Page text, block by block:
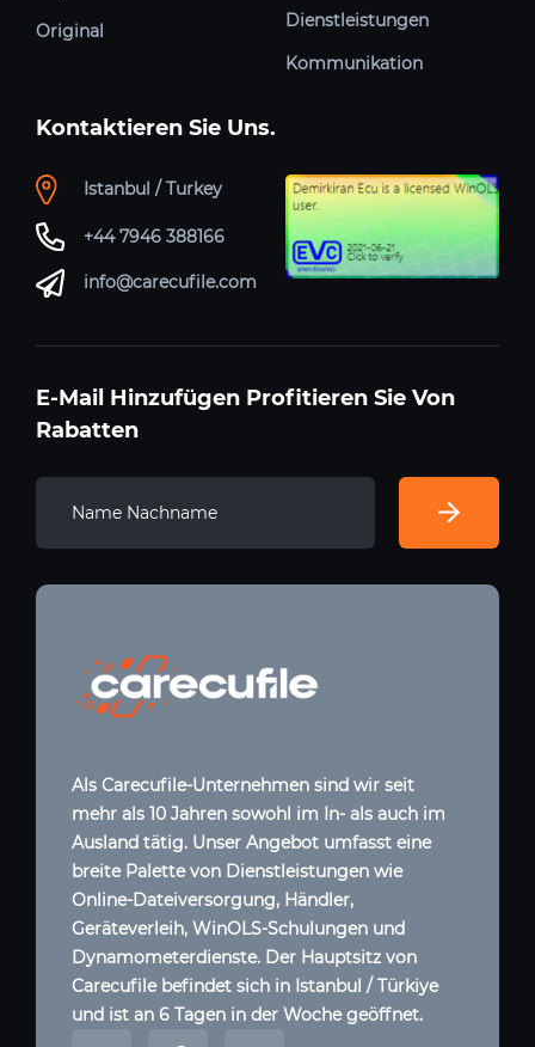
Original
Dienstleistungen
Kommunikation
Kontaktieren Sie Uns.
Istanbul / Turkey
+44 7946 388166
info@carecufile.com
E-Mail Hinzufügen Profitieren Sie Von
Rabatten
Als Carecufile-Unternehmen sind wir seit
mehr als 10 Jahren sowohl im In- als auch im
Ausland tätig. Unser Angebot umfasst eine
breite Palette von Dienstleistungen wie
Online-Dateiversorgung, Händler,
Geräteverleih, WinOLS-Schulungen und
Dynamometerdienste. Der Hauptsitz von
Carecufile befindet sich in Istanbul / Türkiye
und ist an 6 Tagen in der Woche geöffnet.